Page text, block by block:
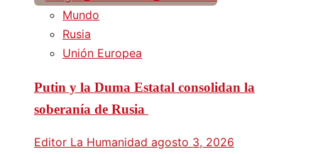
Mundo
Rusia
Unión Europea
Putin y la Duma Estatal consolidan la
soberanía de Rusia
Editor La Humanidad agosto 3, 2026